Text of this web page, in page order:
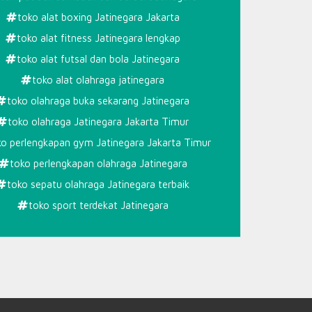
toko alat boxing Jatinegara Jakarta
toko alat fitness Jatinegara lengkap
toko alat futsal dan bola Jatinegara
toko alat olahraga jatinegara
toko olahraga buka sekarang Jatinegara
toko olahraga Jatinegara Jakarta Timur
perlengkapan gym Jatinegara Jakarta Timur
toko perlengkapan olahraga Jatinegara
toko sepatu olahraga Jatinegara terbaik
toko sport terdekat Jatinegara